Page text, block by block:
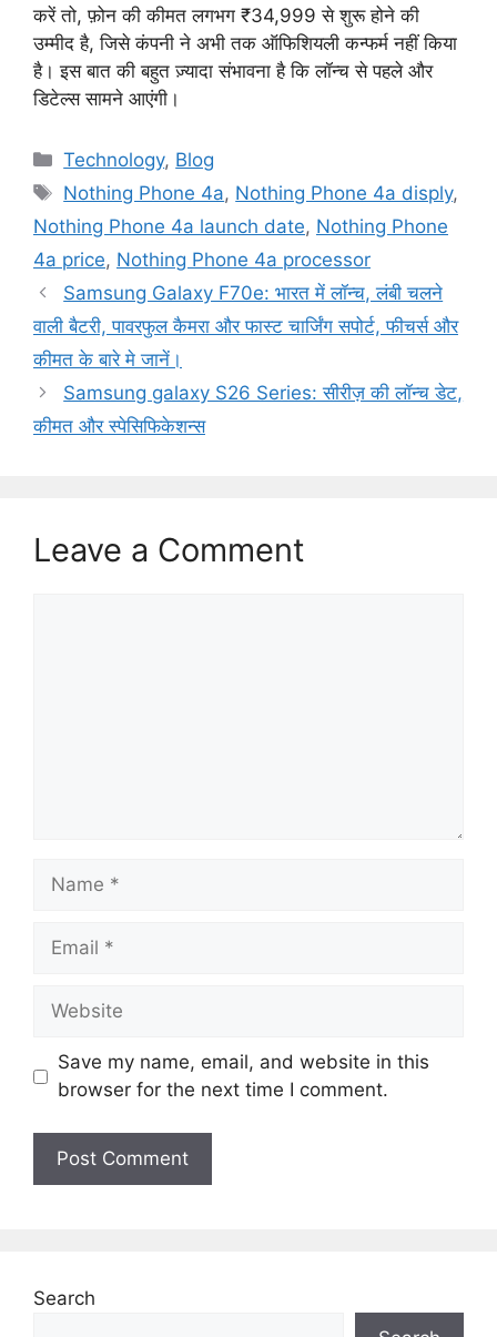
करें तो, फ़ोन की कीमत लगभग ₹34,999 से शुरू होने की
उम्मीद है, जिसे कंपनी ने अभी तक ऑफिशियली कन्फर्म नहीं किया
है। इस बात की बहुत ज़्यादा संभावना है कि लॉन्च से पहले और
डिटेल्स सामने आएंगी।
Categories
Technology, Blog
Tags
Nothing Phone 4a, Nothing Phone 4a disply,
Nothing Phone 4a launch date, Nothing Phone
4a price, Nothing Phone 4a processor
Samsung Galaxy F70e: भारत में लॉन्च, लंबी चलने
वाली बैटरी, पावरफुल कैमरा और फास्ट चार्जिंग सपोर्ट, फीचर्स और
कीमत के बारे मे जानें।
Samsung galaxy S26 Series: सीरीज़ की लॉन्च डेट,
कीमत और स्पेसिफिकेशन्स
Leave a Comment
Name
Email
Website
Save my name, email, and website in this
browser for the next time I comment.
Search